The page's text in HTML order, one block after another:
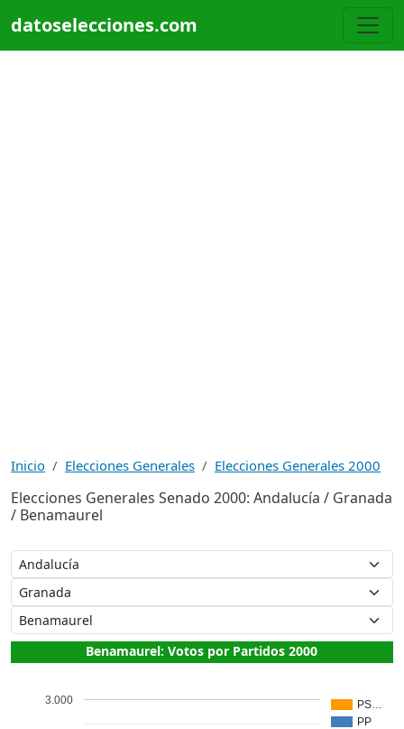
datoselecciones.com
Inicio Elecciones Generales Elecciones Generales 2000
Elecciones Generales Senado 2000: Andalucía / Granada
/ Benamaurel
Benamaurel: Votos por Partidos 2000
PS…
PP
3.000